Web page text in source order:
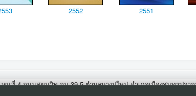
2552 2551
หมู่ที่ 4 ถนนสุขุมวิท กม.39.5 ตำบลบางปูใหม่ อำเภอเมืองสมุทรปรา